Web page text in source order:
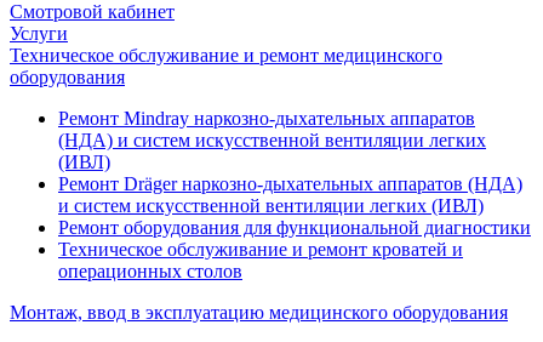
Смотровой кабинет
Услуги
Техническое обслуживание и ремонт медицинского
оборудования
Ремонт Mindray наркозно-дыхательных аппаратов
(НДА) и систем искусственной вентиляции легких
(ИВЛ)
Ремонт Dräger наркозно-дыхательных аппаратов (НДА)
и систем искусственной вентиляции легких (ИВЛ)
Ремонт оборудования для функциональной диагностики
Техническое обслуживание и ремонт кроватей и
операционных столов
Монтаж, ввод в эксплуатацию медицинского оборудования